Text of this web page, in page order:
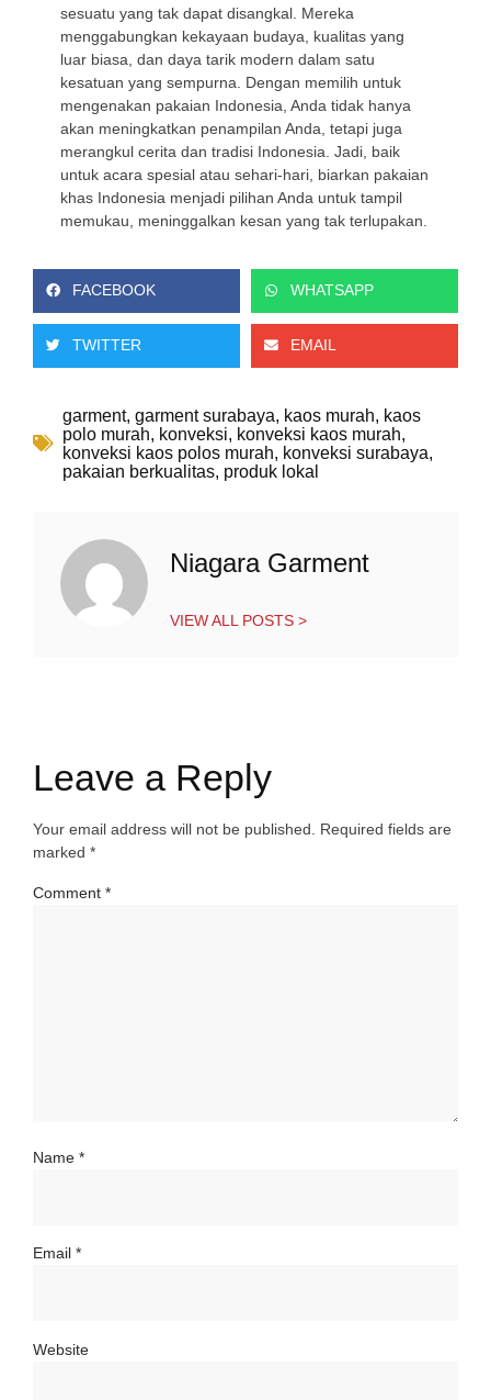
sesuatu yang tak dapat disangkal. Mereka
menggabungkan kekayaan budaya, kualitas yang
luar biasa, dan daya tarik modern dalam satu
kesatuan yang sempurna. Dengan memilih untuk
mengenakan pakaian Indonesia, Anda tidak hanya
akan meningkatkan penampilan Anda, tetapi juga
merangkul cerita dan tradisi Indonesia. Jadi, baik
untuk acara spesial atau sehari-hari, biarkan pakaian
khas Indonesia menjadi pilihan Anda untuk tampil
memukau, meninggalkan kesan yang tak terlupakan.
FACEBOOK WHATSAPP
TWITTER EMAIL
garment, garment surabaya, kaos murah, kaos
polo murah, konveksi, konveksi kaos murah,
konveksi kaos polos murah, konveksi surabaya,
pakaian berkualitas, produk lokal
Niagara Garment
VIEW ALL POSTS >
Leave a Reply
Your email address will not be published.
Required fields are
marked *
Comment *
Name *
Email *
Website